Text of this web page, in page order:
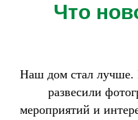
Что
Наш дом стал лучше.
развесили
мероприятий и